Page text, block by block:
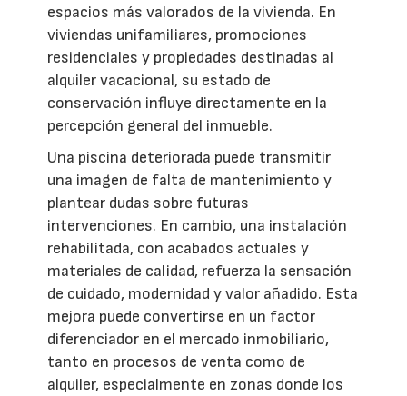
espacios más valorados de la vivienda. En
viviendas unifamiliares, promociones
residenciales y propiedades destinadas al
alquiler vacacional, su estado de
conservación influye directamente en la
percepción general del inmueble.
Una piscina deteriorada puede transmitir
una imagen de falta de mantenimiento y
plantear dudas sobre futuras
intervenciones. En cambio, una instalación
rehabilitada, con acabados actuales y
materiales de calidad, refuerza la sensación
de cuidado, modernidad y valor añadido. Esta
mejora puede convertirse en un factor
diferenciador en el mercado inmobiliario,
tanto en procesos de venta como de
alquiler, especialmente en zonas donde los